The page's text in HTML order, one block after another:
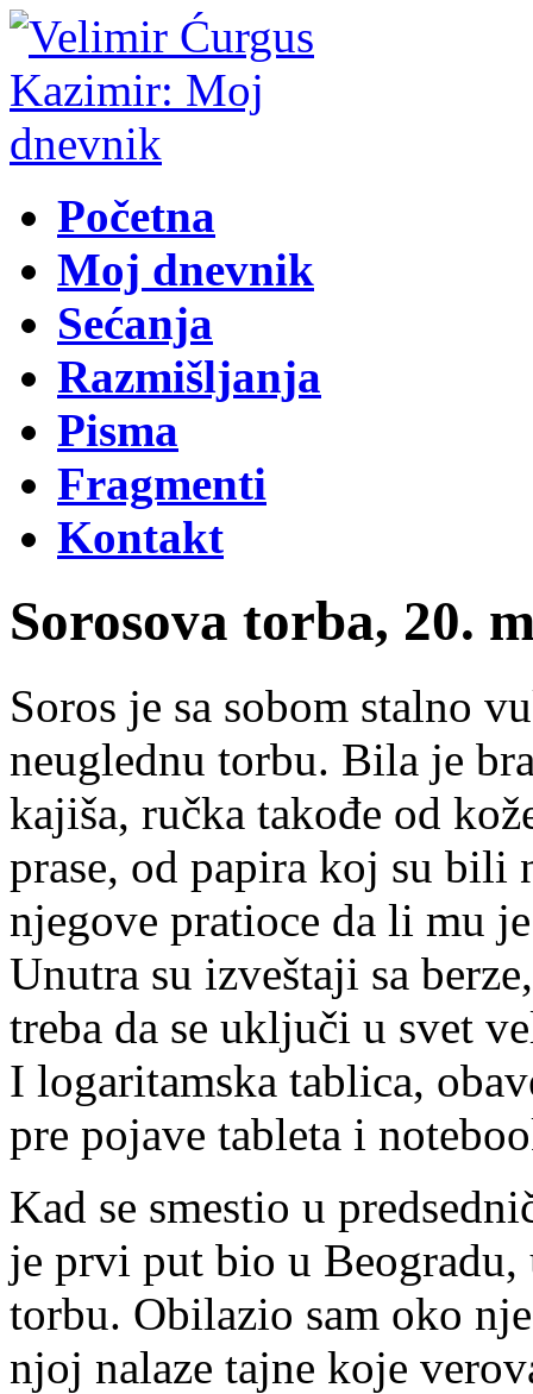
Početna
Moj dnevnik
Sećanja
Razmišljanja
Pisma
Fragmenti
Kontakt
Sorosova torba, 20.
Soros je sa sobom stalno
neuglednu torbu. Bila je
kajiša, ručka takođe od
prase, od papira koj su bili
njegove pratioce da li mu
Unutra su izveštaji sa
treba da se uključi u svet
I logaritamska tablica,
pre pojave tableta i
Kad se smestio u
je prvi put bio u Beogradu,
torbu. Obilazio sam oko
njoj nalaze tajne koje